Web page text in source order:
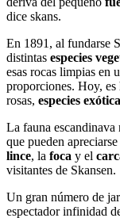
dice skans.
En 1891, al fundarse
distintas especies
esas rocas limpias en
proporciones. Hoy, es
rosas, especies
La fauna escandinava
que pueden
lince, la foca y el
visitantes de Skansen.
Un gran número de
espectador infinidad